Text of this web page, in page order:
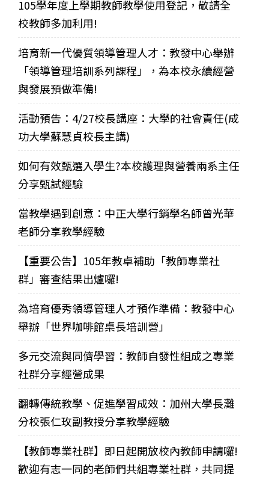
105學年度上學期教師教學使用登記，敬請全
校教師多加利用!
培育新一代優質領導管理人才：教發中心舉辦
「領導管理培訓系列課程」，為本校永續經營
與發展預做準備!
活動預告：4/27校長講座：大學的社會責任(成
功大學蘇慧貞校長主講)
如何有效甄選入學生?本校護理與營養兩系主任
分享甄試經驗
當教學遇到創意：中正大學行銷學名師曾光華
老師分享教學經驗
【重要公告】105年教卓補助「教師專業社
群」審查結果出爐囉!
為培育優秀領導管理人才預作準備：教發中心
舉辦「世界咖啡館桌長培訓營」
多元交流與同儕學習：教師自發性組成之專業
社群分享經營成果
翻轉傳統教學、促進學習成效：加州大學長灘
分校張仁玫副教授分享教學經驗
【教師專業社群】即日起開放校內教師申請囉!
歡迎有志一同的老師們共組專業社群，共同提